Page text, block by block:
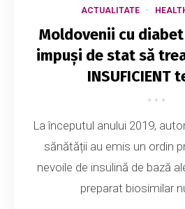
ACTUALITATE
Moldovenii cu
impuși de stat să
INSUFICIENT
La începutul anului 2019,
sănătății au emis un ordin
nevoile de insulină de bază
preparat biosimilar